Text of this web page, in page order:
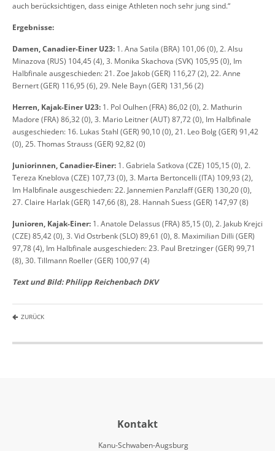
auch berücksichtigen, dass einige Athleten noch sehr jung sind.“
Ergebnisse:
Damen, Canadier-Einer U23: 1. Ana Satila (BRA) 101,06 (0), 2. Alsu
Minazova (RUS) 104,45 (4), 3. Monika Skachova (SVK) 105,95 (0), Im
Halbfinale ausgeschieden: 21. Zoe Jakob (GER) 116,27 (2), 22. Anne
Bernert (GER) 116,95 (6), 29. Nele Bayn (GER) 131,56 (2)
Herren, Kajak-Einer U23: 1. Pol Oulhen (FRA) 86,02 (0), 2. Mathurin
Madore (FRA) 86,32 (0), 3. Mario Leitner (AUT) 87,72 (0), Im Halbfinale
ausgeschieden: 16. Lukas Stahl (GER) 90,10 (0), 21. Leo Bolg (GER) 91,42
(0), 25. Thomas Strauss (GER) 92,82 (0)
Juniorinnen, Canadier-Einer: 1. Gabriela Satkova (CZE) 105,15 (0), 2.
Tereza Kneblova (CZE) 107,73 (0), 3. Marta Bertoncelli (ITA) 109,93 (2),
Im Halbfinale ausgeschieden: 22. Jannemien Panzlaff (GER) 130,20 (0),
27. Claire Harlak (GER) 147,66 (8), 28. Hannah Suess (GER) 147,97 (8)
Junioren, Kajak-Einer: 1. Anatole Delassus (FRA) 85,15 (0), 2. Jakub Krejci
(CZE) 85,42 (0), 3. Vid Ostrbenk (SLO) 89,61 (0), 8. Maximilian Dilli (GER)
97,78 (4), Im Halbfinale ausgeschieden: 23. Paul Bretzinger (GER) 99,71
(8), 30. Tillmann Roeller (GER) 100,97 (4)
Text und Bild: Philipp Reichenbach DKV
ZURÜCK
Kontakt
Kanu-Schwaben-Augsburg